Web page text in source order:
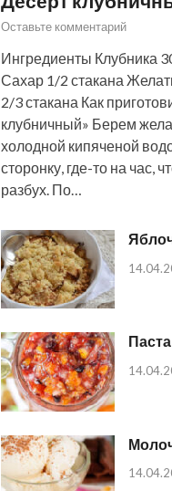
Оставьте комментарий
Ингредиенты Клубника
Сахар 1/2 стакана
2/3 стакана Как
клубничный» Берем
холодной кипяченой
сторонку, где-то на час,
разбух. По…